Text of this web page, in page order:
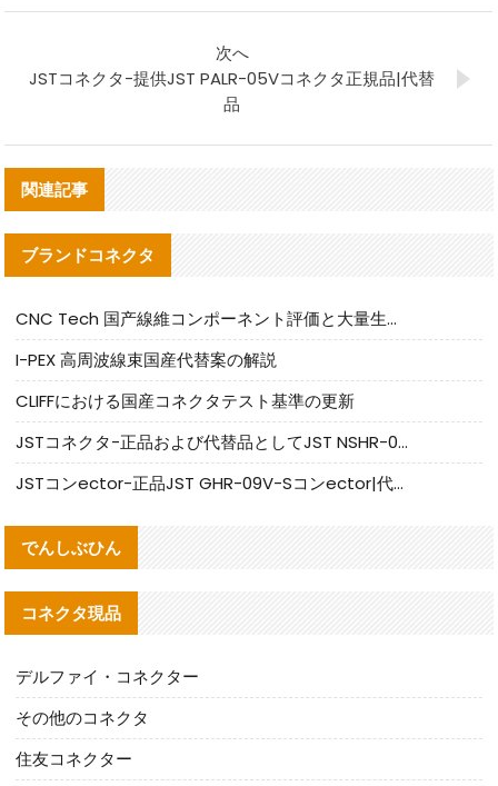
次へ
JSTコネクタ-提供JST PALR-05Vコネクタ正規品|代替
品
関連記事
ブランドコネクタ
CNC Tech 国产線維コンポーネント評価と大量生産適合ガイド
I-PEX 高周波線束国産代替案の解説
CLIFFにおける国産コネクタテスト基準の更新
JSTコネクタ-正品および代替品としてJST NSHR-02V-Sコネクタを提供します
JSTコンector-正品JST GHR-09V-Sコンector|代替品提供
でんしぶひん
コネクタ現品
デルファイ・コネクター
その他のコネクタ
住友コネクター